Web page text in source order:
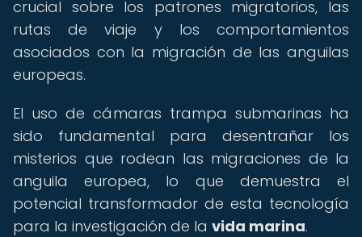
crucial sobre los patrones migratorios, las
rutas de viaje y los comportamientos
asociados con la migración de las anguilas
europeas.
El uso de cámaras trampa submarinas ha
sido fundamental para desentrañar los
misterios que rodean las migraciones de la
anguila europea, lo que demuestra el
potencial transformador de esta tecnología
para la investigación de la vida marina.